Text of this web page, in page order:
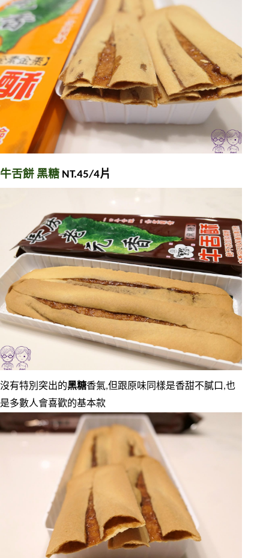
牛舌餅 黑糖 NT.45/4片
沒有特別突出的黑糖香氣,但跟原味同樣是香甜不膩口,也
是多數人會喜歡的基本款